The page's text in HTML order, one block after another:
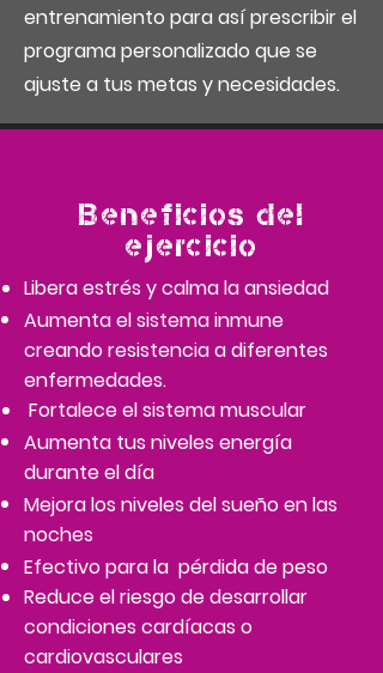
entrenamiento para así prescribir el
programa personalizado que se
ajuste a tus metas y necesidades.
Beneficios del
ejercicio
Libera estrés y calma la ansiedad
Aumenta el sistema inmune
creando resistencia a diferentes
enfermedades.
Fortalece el sistema muscular
Aumenta tus niveles energía
durante el día
Mejora los niveles del sueño en las
noches
Efectivo para la pérdida de peso
Reduce el riesgo de desarrollar
condiciones cardíacas o
cardiovasculares